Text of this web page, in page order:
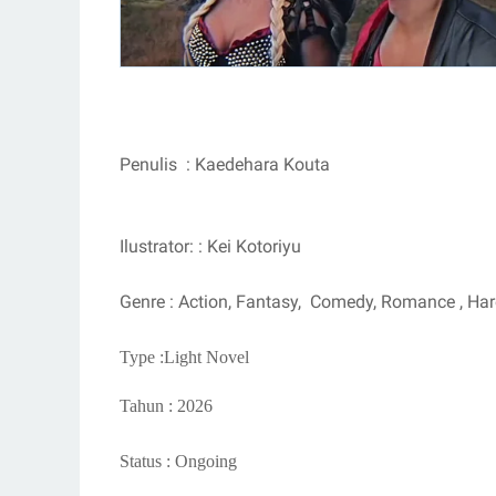
Penulis : Kaedehara Kouta
Ilustrator: : Kei Kotoriyu
Genre : Action, Fantasy, Comedy, Romance ,
Type :Light Novel
Tahun : 2026
Status : Ongoing